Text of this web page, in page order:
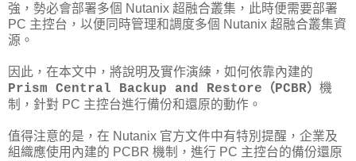
強，勢必會部署多個 Nutanix 超融合叢集，此時便需要部署
PC 主控台，以便同時管理和調度多個 Nutanix 超融合叢集資
源。
因此，在本文中，將說明及實作演練，如何依靠內建的
Prism Central Backup and Restore（PCBR） 機
制，針對 PC 主控台進行備份和還原的動作。
值得注意的是，在 Nutanix 官方文件中有特別提醒，企業及
組織應使用內建的 PCBR 機制，進行 PC 主控台的備份還原